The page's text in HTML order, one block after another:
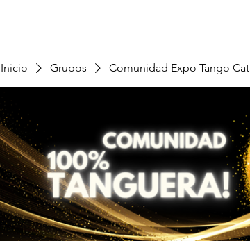
Inicio Grupos Comunidad Expo Tango